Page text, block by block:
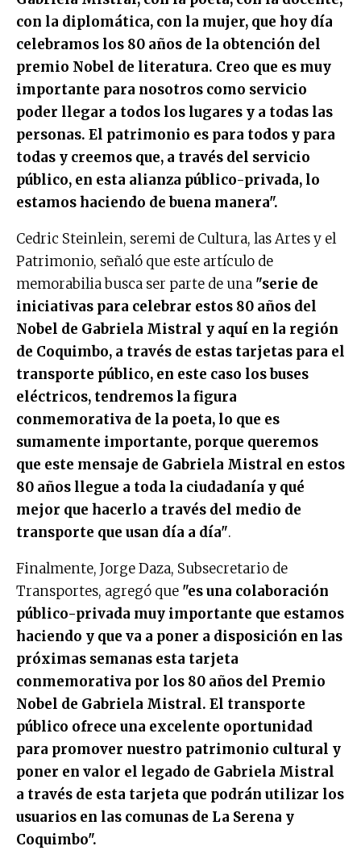
con la diplomática, con la mujer, que hoy día
celebramos los 80 años de la obtención del
premio Nobel de literatura. Creo que es muy
importante para nosotros como servicio
poder llegar a todos los lugares y a todas las
personas. El patrimonio es para todos y para
todas y creemos que, a través del servicio
público, en esta alianza público-privada, lo
estamos haciendo de buena manera".
Cedric Steinlein, seremi de Cultura, las Artes y el
Patrimonio, señaló que este artículo de
memorabilia busca ser parte de una "serie de
iniciativas para celebrar estos 80 años del
Nobel de Gabriela Mistral y aquí en la región
de Coquimbo, a través de estas tarjetas para el
transporte público, en este caso los buses
eléctricos, tendremos la figura
conmemorativa de la poeta, lo que es
sumamente importante, porque queremos
que este mensaje de Gabriela Mistral en estos
80 años llegue a toda la ciudadanía y qué
mejor que hacerlo a través del medio de
transporte que usan día a día".
Finalmente, Jorge Daza, Subsecretario de
Transportes, agregó que "es una colaboración
público-privada muy importante que estamos
haciendo y que va a poner a disposición en las
próximas semanas esta tarjeta
conmemorativa por los 80 años del Premio
Nobel de Gabriela Mistral. El transporte
público ofrece una excelente oportunidad
para promover nuestro patrimonio cultural y
poner en valor el legado de Gabriela Mistral
a través de esta tarjeta que podrán utilizar los
usuarios en las comunas de La Serena y
Coquimbo".